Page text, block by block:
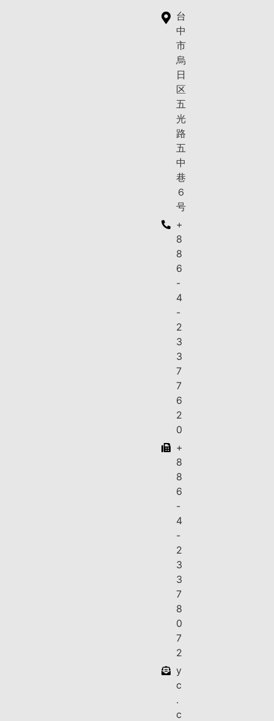
台
中
市
烏
日
区
五
光
路
五
中
巷
６
号
+
8
8
6
-
4
-
2
3
3
7
7
6
2
0
+
8
8
6
-
4
-
2
3
3
7
8
0
7
2
y
c
.
c